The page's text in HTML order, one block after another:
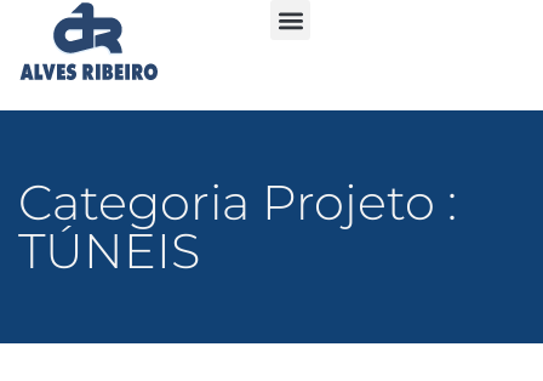
Categoria Projeto :
TÚNEIS